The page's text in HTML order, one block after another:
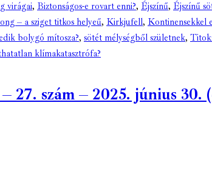
virágai, Biztonságos-e rovart enni?, Éjszínű, Éjszínű
– a sziget titkos helyeű, Kirkjufell, Kontinensekkel
bolygó mítosza?, sötét mélységből születnek,
klímakatasztrófa?
szám – 2025. június 30.